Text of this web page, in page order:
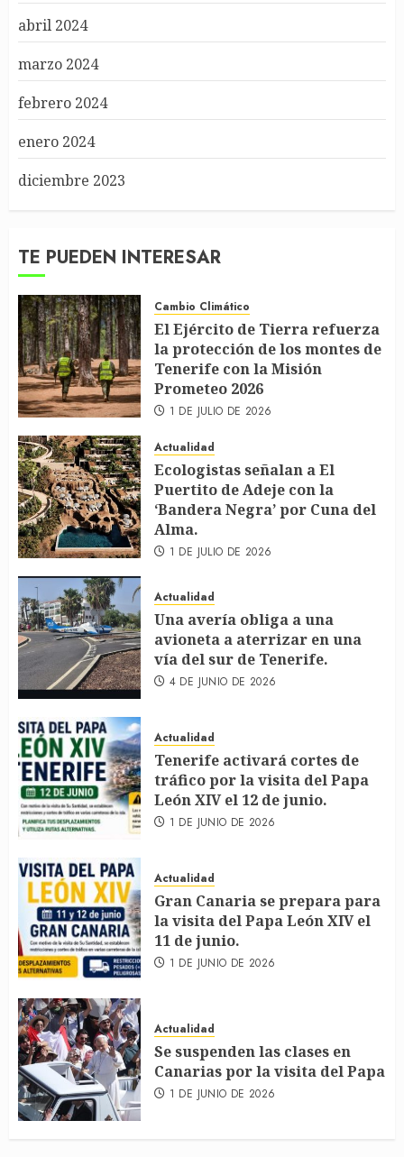
abril 2024
marzo 2024
febrero 2024
enero 2024
diciembre 2023
TE PUEDEN INTERESAR
Cambio Climático
El Ejército de Tierra refuerza
la protección de los montes de
Tenerife con la Misión
Prometeo 2026
1 DE JULIO DE 2026
Actualidad
Ecologistas señalan a El
Puertito de Adeje con la
‘Bandera Negra’ por Cuna del
Alma.
1 DE JULIO DE 2026
Actualidad
Una avería obliga a una
avioneta a aterrizar en una
vía del sur de Tenerife.
4 DE JUNIO DE 2026
Actualidad
Tenerife activará cortes de
tráfico por la visita del Papa
León XIV el 12 de junio.
1 DE JUNIO DE 2026
Actualidad
Gran Canaria se prepara para
la visita del Papa León XIV el
11 de junio.
1 DE JUNIO DE 2026
Actualidad
Se suspenden las clases en
Canarias por la visita del Papa
1 DE JUNIO DE 2026